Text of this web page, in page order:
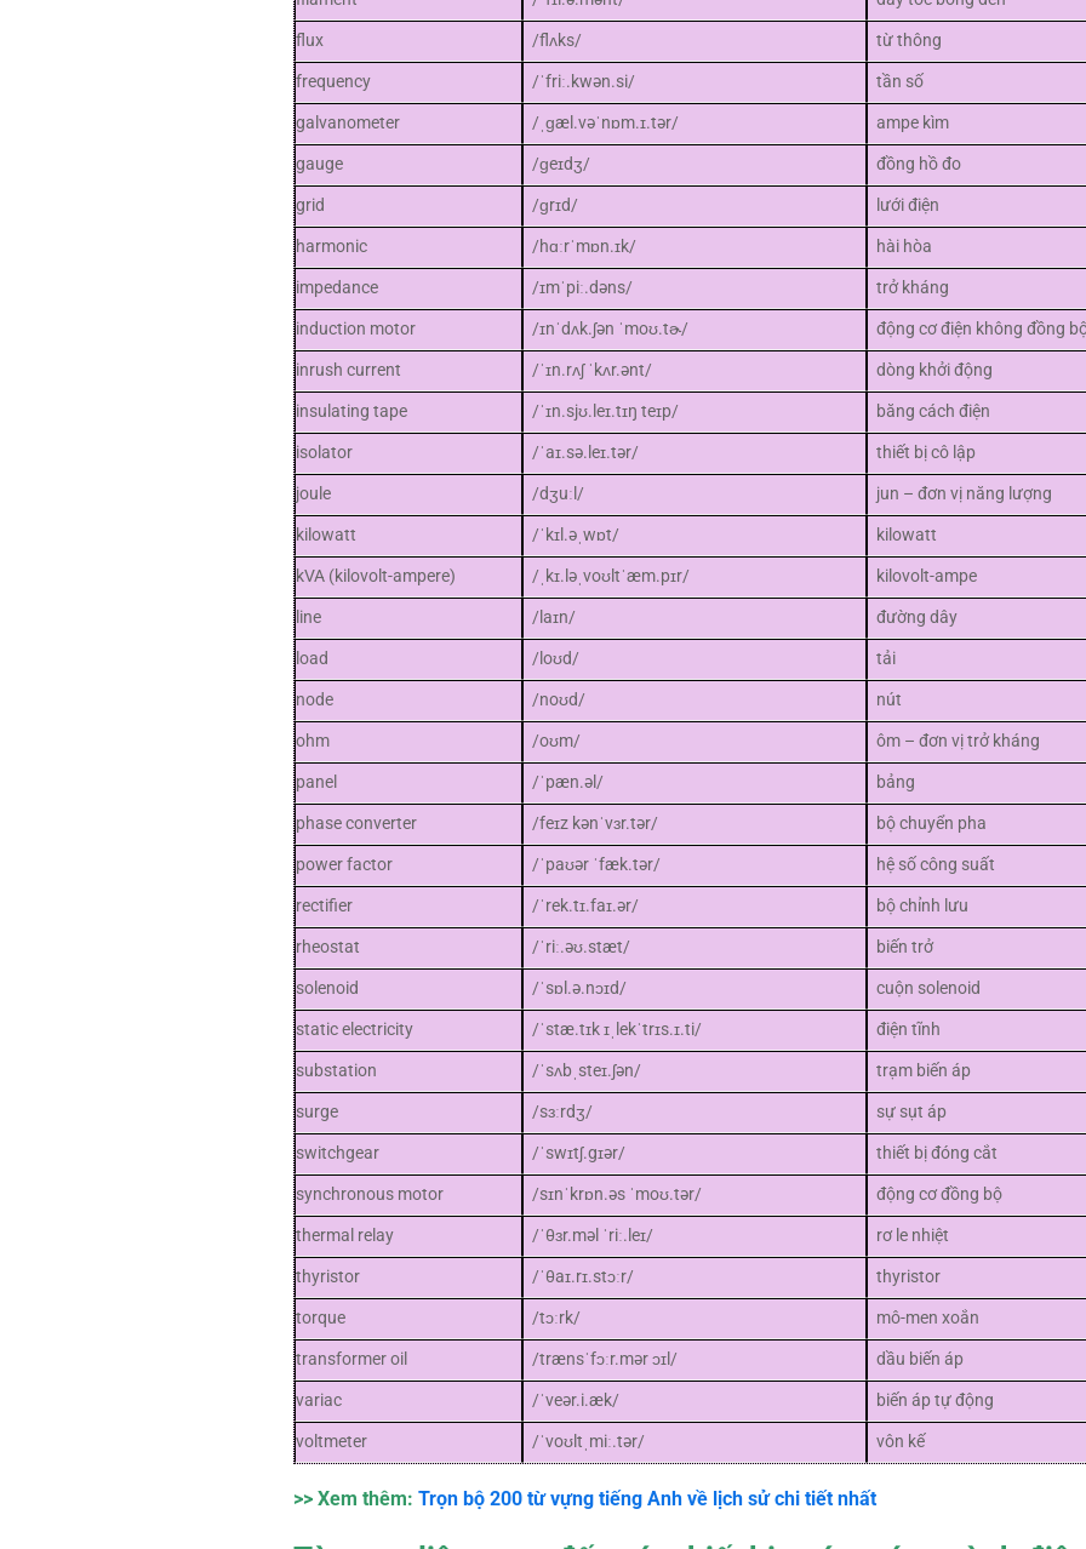
flux
/flʌks/
từ thông
frequency
/ˈfriː.kwən.si/
tần số
galvanometer
/ˌɡæl.vəˈnɒm.ɪ.tər/
ampe kìm
gauge
/ɡeɪdʒ/
đồng hồ đo
grid
/ɡrɪd/
lưới điện
harmonic
/hɑːrˈmɒn.ɪk/
hài hòa
impedance
/ɪmˈpiː.dəns/
trở kháng
induction motor
/ɪnˈdʌk.ʃən ˈmoʊ.tɚ/
động cơ điện không đồng
inrush current
/ˈɪn.rʌʃ ˈkʌr.ənt/
dòng khởi động
insulating tape
/ˈɪn.sjʊ.leɪ.tɪŋ teɪp/
băng cách điện
isolator
/ˈaɪ.sə.leɪ.tər/
thiết bị cô lập
joule
/dʒuːl/
jun – đơn vị năng lượng
kilowatt
/ˈkɪl.əˌwɒt/
kilowatt
kVA (kilovolt-ampere)
/ˌkɪ.ləˌvoʊltˈæm.pɪr/
kilovolt-ampe
line
/laɪn/
đường dây
load
/loʊd/
tải
node
/noʊd/
nút
ohm
/oʊm/
ôm – đơn vị trở kháng
panel
/ˈpæn.əl/
bảng
phase converter
/feɪz kənˈvɜr.tər/
bộ chuyển pha
power factor
/ˈpaʊər ˈfæk.tər/
hệ số công suất
rectifier
/ˈrek.tɪ.faɪ.ər/
bộ chỉnh lưu
rheostat
/ˈriː.əʊ.stæt/
biến trở
solenoid
/ˈsɒl.ə.nɔɪd/
cuộn solenoid
static electricity
/ˈstæ.tɪk ɪˌlekˈtrɪs.ɪ.ti/
điện tĩnh
substation
/ˈsʌbˌsteɪ.ʃən/
trạm biến áp
surge
/sɜːrdʒ/
sự sụt áp
switchgear
/ˈswɪtʃ.gɪər/
thiết bị đóng cắt
synchronous motor
/sɪnˈkrɒn.əs ˈmoʊ.tər/
động cơ đồng bộ
thermal relay
/ˈθɜr.məl ˈriː.leɪ/
rơ le nhiệt
thyristor
/ˈθaɪ.rɪ.stɔːr/
thyristor
torque
/tɔːrk/
mô-men xoắn
transformer oil
/trænsˈfɔːr.mər ɔɪl/
dầu biến áp
variac
/ˈveər.i.æk/
biến áp tự động
voltmeter
/ˈvoʊltˌmiː.tər/ vôn kế
>> Xem thêm: Trọn bộ 200 từ vựng tiếng Anh về lịch sử chi tiết nhất